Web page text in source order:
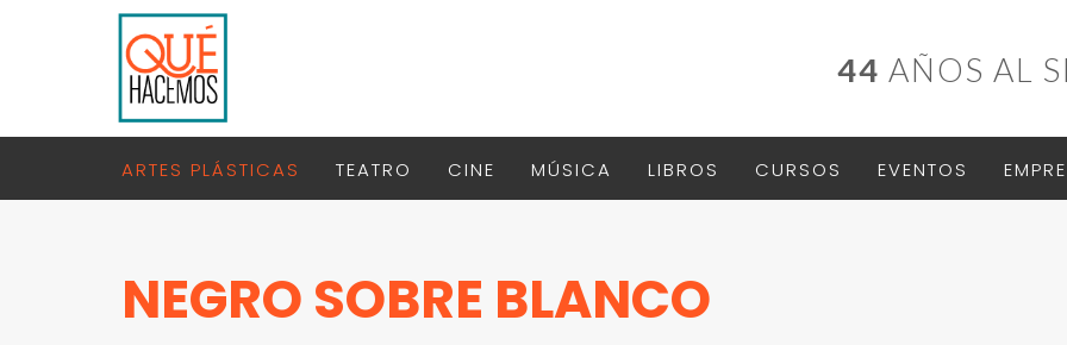
44 AÑOS AL
ARTES PLÁSTICAS TEATRO CINE MÚSICA LIBROS CURSOS EVENTOS
NEGRO SOBRE BLANCO